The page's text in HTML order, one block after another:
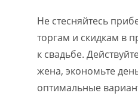
Не стесняйтесь
торгам и скидкам в
к свадьбе.
жена, экономьте
оптимальные